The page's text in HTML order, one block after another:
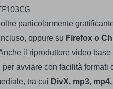
particolarmente
oppure su Firefox o
il riproduttore video
avviare con facilità formati
tra cui DivX, mp3,